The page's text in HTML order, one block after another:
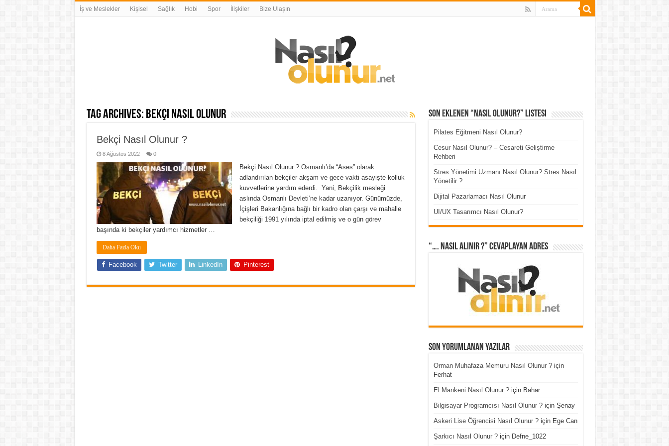
İş ve Meslekler Kişisel Sağlık Hobi Spor İlişkiler Bize Ulaşın
Tag Archives: Bekçi Nasıl Olunur
Bekçi Nasıl Olunur ?
8 Ağustos 2022 0
Bekçi Nasıl Olunur ? Osmanlı’da “Ases” olarak
adlandırılan bekçiler akşam ve gece vakti asayişte kolluk
kuvvetlerine yardım ederdi. Yani, Bekçilik mesleği
aslında Osmanlı Devleti’ne kadar uzanıyor. Günümüzde,
İçişleri Bakanlığına bağlı bir kadro olan çarşı ve mahalle
bekçiliği 1991 yılında iptal edilmiş ve o gün görev
başında ki bekçiler yardımcı hizmetler …
Daha Fazla Oku
Facebook Twitter LinkedIn Pinterest
Son Eklenen “Nasıl Olunur?” Listesi
Pilates Eğitmeni Nasıl Olunur?
Cesur Nasıl Olunur? – Cesareti Geliştirme
Rehberi
Stres Yönetimi Uzmanı Nasıl Olunur? Stres Nasıl
Yönetilir ?
Dijital Pazarlamacı Nasıl Olunur
UI/UX Tasarımcı Nasıl Olunur?
“…. Nasıl Alınır ?” cevaplayan adres
Son Yorumlanan Yazılar
Orman Muhafaza Memuru Nasıl Olunur ?için
Ferhat
El Mankeni Nasıl Olunur ?için Bahar
Bilgisayar Programcısı Nasıl Olunur ?için Şenay
Askeri Lise Öğrencisi Nasıl Olunur ?için Ege Can
Şarkıcı Nasıl Olunur ?için Defne_1022